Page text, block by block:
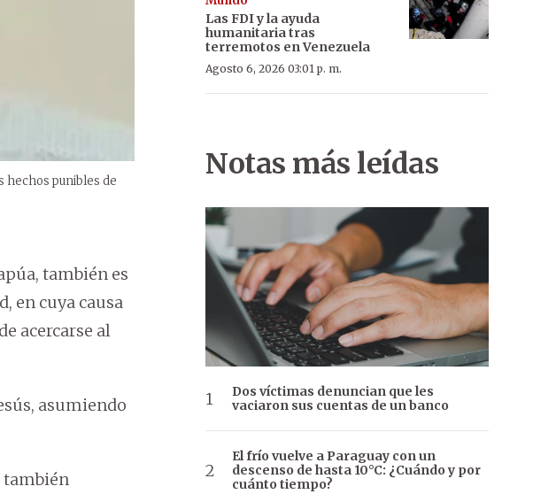
hechos punibles de
también es
en cuya causa
acercarse al
asumiendo
también
Las FDI y la ayuda
humanitaria tras
terremotos en Venezuela
Agosto 6, 2026 03:01 p. m.
Notas más leídas
Dos víctimas denuncian que les
vaciaron sus cuentas de un banco
El frío vuelve a Paraguay con un
descenso de hasta 10°C: ¿Cuándo y por
cuánto tiempo?